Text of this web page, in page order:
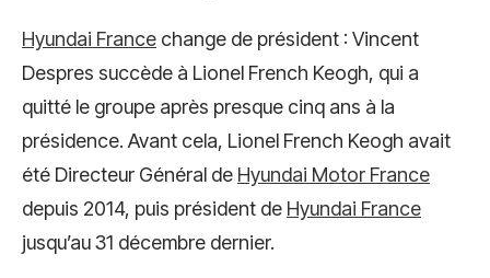
Hyundai France change de président : Vincent
Despres succède à Lionel French Keogh, qui a
quitté le groupe après presque cinq ans à la
présidence. Avant cela, Lionel French Keogh avait
été Directeur Général de Hyundai Motor France
depuis 2014, puis président de Hyundai France
jusqu’au 31 décembre dernier.